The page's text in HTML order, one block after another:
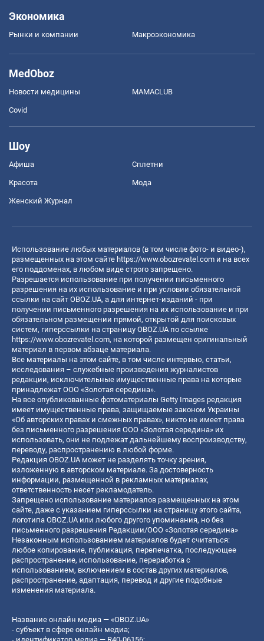
Экономика
Рынки и компании Mакроэкономика
MedOboz
Новости медицины MAMACLUB
Covid
Шоу
Афиша Сплетни
Красота Мода
Женский Журнал
Использование любых материалов (в том числе фото- и видео-),
размещенных на этом сайте https://www.obozrevatel.com и на всех
его поддоменах, в любом виде строго запрещено.
Разрешается использование при получении письменного
разрешения на их использование и при условии обязательной
ссылки на сайт OBOZ.UA, а для интернет-изданий - при
получении письменного разрешения на их использование и при
обязательном размещении прямой, открытой для поисковых
систем, гиперссылки на страницу OBOZ.UA по ссылке
https://www.obozrevatel.com, на которой размещен оригинальный
материал в первом абзаце материала.
Все материалы на этом сайте, в том числе интервью, статьи,
исследования – служебные произведения журналистов
редакции, исключительные имущественные права на которые
принадлежат ООО «Золотая середина».
На все опубликованные фотоматериалы Getty Images редакция
имеет имущественные права, защищаемые законом Украины
«Об авторских правах и смежных правах», никто не имеет права
без письменного разрешения ООО «Золотая середина» их
использовать, они не подлежат дальнейшему воспроизводству,
переводу, распространению в любой форме.
Редакция OBOZ.UA может не разделять точку зрения,
изложенную в авторском материале. За достоверность
информации, размещенной в рекламных материалах,
ответственность несет рекламодатель.
Запрещено использование материалов размещенных на этом
сайте, даже с указанием гиперссылки на страницу этого сайта,
логотипа OBOZ.UA или любого другого упоминания, но без
письменного разрешения Редакции/ООО «Золотая середина»
Незаконным использованием материалов будет считаться:
любое копирование, публикация, перепечатка, последующее
распространение, использование, переработка с
использованием, включением в состав других материалов,
распространение, адаптация, перевод и другие подобные
изменения материала.
Название онлайн медиа — «OBOZ.UA»
- субъект в сфере онлайн медиа;